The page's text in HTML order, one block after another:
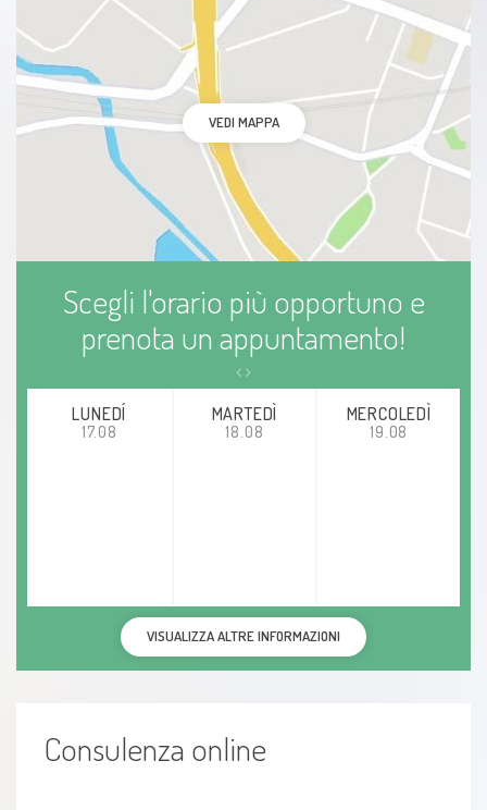
VEDI MAPPA
Scegli l'orario più opportuno e
prenota un appuntamento!
LUNEDÍ
17.08
MARTEDÌ
18.08
MERCOLEDÌ
19.08
VISUALIZZA ALTRE INFORMAZIONI
Consulenza online